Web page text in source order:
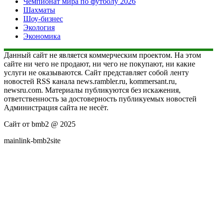
Шахматы
Шоу-бизнес
Экология
Экономика
Данный сайт не является коммерческим проектом. На этом
сайте ни чего не продают, ни чего не покупают, ни какие
услуги не оказываются. Сайт представляет собой ленту
новостей RSS канала news.rambler.ru, kommersant.ru,
newsru.com. Материалы публикуются без искажения,
ответственность за достоверность публикуемых новостей
Администрация сайта не несёт.
Сайт от bmb2 @ 2025
mainlink-bmb2site